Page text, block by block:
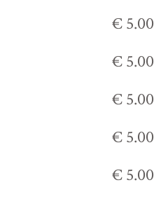
€ 5.00
€ 5.00
€ 5.00
€ 5.00
€ 5.00